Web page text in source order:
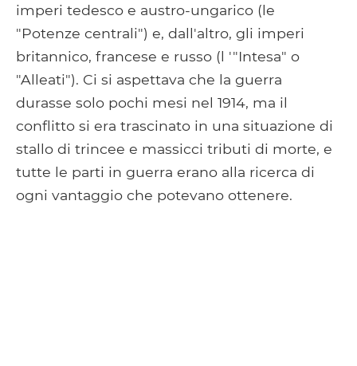
imperi tedesco e austro-ungarico (le
"Potenze centrali") e, dall'altro, gli imperi
britannico, francese e russo (l '"Intesa" o
"Alleati"). Ci si aspettava che la guerra
durasse solo pochi mesi nel 1914, ma il
conflitto si era trascinato in una situazione di
stallo di trincee e massicci tributi di morte, e
tutte le parti in guerra erano alla ricerca di
ogni vantaggio che potevano ottenere.